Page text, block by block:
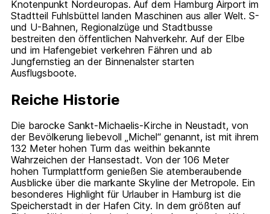
Knotenpunkt Nordeuropas. Auf dem Hamburg Airport im
Stadtteil Fuhlsbüttel landen Maschinen aus aller Welt. S-
und U-Bahnen, Regionalzüge und Stadtbusse
bestreiten den öffentlichen Nahverkehr. Auf der Elbe
und im Hafengebiet verkehren Fähren und ab
Jungfernstieg an der Binnenalster starten
Ausflugsboote.
Reiche Historie
Die barocke Sankt-Michaelis-Kirche in Neustadt, von
der Bevölkerung liebevoll „Michel“ genannt, ist mit ihrem
132 Meter hohen Turm das weithin bekannte
Wahrzeichen der Hansestadt. Von der 106 Meter
hohen Turmplattform genießen Sie atemberaubende
Ausblicke über die markante Skyline der Metropole. Ein
besonderes Highlight für Urlauber in Hamburg ist die
Speicherstadt in der Hafen City. In dem größten auf